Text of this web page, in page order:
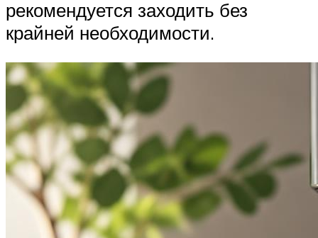
рекомендуется заходить без
крайней необходимости.